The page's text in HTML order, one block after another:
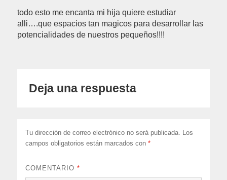
todo esto me encanta mi hija quiere estudiar
alli….que espacios tan magicos para desarrollar las
potencialidades de nuestros pequeños!!!!
Deja una respuesta
Tu dirección de correo electrónico no será publicada. Los
campos obligatorios están marcados con*
COMENTARIO*